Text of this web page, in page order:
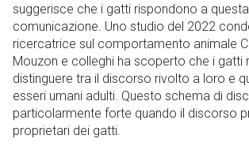
suggerisce che i gatti rispondono a
comunicazione. Uno studio del 2022
ricercatrice sul comportamento animale
Mouzon e colleghi ha scoperto che i gatti
distinguere tra il discorso rivolto a loro e
esseri umani adulti. Questo schema di
particolarmente forte quando il discorso
proprietari dei gatti.